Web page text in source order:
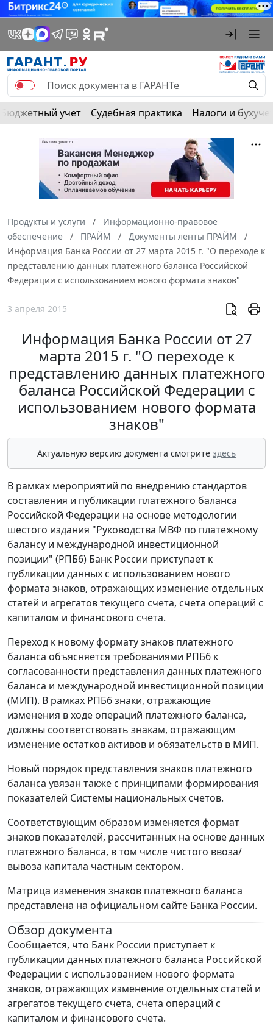
Бюджетный учет Судебная практика Налоги и
Продукты и услуги
Информационно-правовое
обеспечение
ПРАЙМ
Документы ленты ПРАЙМ
Информация Банка России от 27 марта 2015 г. "О переходе к
представлению данных платежного баланса Российской
Федерации с использованием нового формата знаков"
3 апреля 2015
Информация Банка России от 27
марта 2015 г. "О переходе к
представлению данных платежного
баланса Российской Федерации с
использованием нового формата
знаков"
Актуальную версию документа смотрите здесь
В рамках мероприятий по внедрению стандартов
составления и публикации платежного баланса
Российской Федерации на основе методологии
шестого издания "Руководства МВФ по платежному
балансу и международной инвестиционной
позиции" (РПБ6) Банк России приступает к
публикации данных с использованием нового
формата знаков, отражающих изменение отдельных
статей и агрегатов текущего счета, счета операций с
капиталом и финансового счета.
Переход к новому формату знаков платежного
баланса объясняется требованиями РПБ6 к
согласованности представления данных платежного
баланса и международной инвестиционной позиции
(МИП). В рамках РПБ6 знаки, отражающие
изменения в ходе операций платежного баланса,
должны соответствовать знакам, отражающим
изменение остатков активов и обязательств в МИП.
Новый порядок представления знаков платежного
баланса увязан также с принципами формирования
показателей Системы национальных счетов.
Соответствующим образом изменяется формат
знаков показателей, рассчитанных на основе данных
платежного баланса, в том числе чистого ввоза/
вывоза капитала частным сектором.
Матрица изменения знаков платежного баланса
представлена на официальном сайте Банка России.
Обзор документа
Сообщается, что Банк России приступает к
публикации данных платежного баланса Российской
Федерации с использованием нового формата
знаков, отражающих изменение отдельных статей и
агрегатов текущего счета, счета операций с
капиталом и финансового счета.